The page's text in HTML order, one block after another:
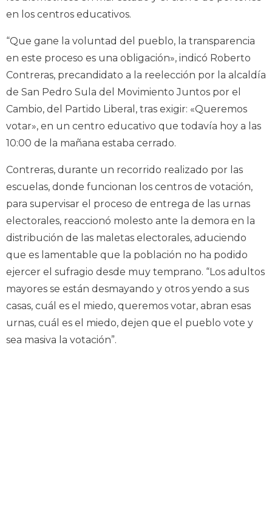
en los centros educativos.
“Que gane la voluntad del pueblo, la transparencia
en este proceso es una obligación», indicó Roberto
Contreras, precandidato a la reelección por la alcaldía
de San Pedro Sula del Movimiento Juntos por el
Cambio, del Partido Liberal, tras exigir: «Queremos
votar», en un centro educativo que todavía hoy a las
10:00 de la mañana estaba cerrado.
Contreras, durante un recorrido realizado por las
escuelas, donde funcionan los centros de votación,
para supervisar el proceso de entrega de las urnas
electorales, reaccionó molesto ante la demora en la
distribución de las maletas electorales, aduciendo
que es lamentable que la población no ha podido
ejercer el sufragio desde muy temprano. “Los adultos
mayores se están desmayando y otros yendo a sus
casas, cuál es el miedo, queremos votar, abran esas
urnas, cuál es el miedo, dejen que el pueblo vote y
sea masiva la votación”.